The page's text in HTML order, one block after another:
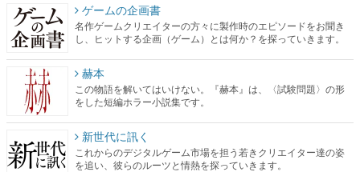
ゲームの企画書
名作ゲームクリエイターの方々に製作時のエピソードをお聞き
し、ヒットする企画（ゲーム）とは何か？を探っていきます。
赫本
この物語を解いてはいけない。『赫本』は、〈試験問題〉の形
をした短編ホラー小説集です。
新世代に訊く
これからのデジタルゲーム市場を担う若きクリエイター達の姿
を追い、彼らのルーツと情熱を探っていきます。